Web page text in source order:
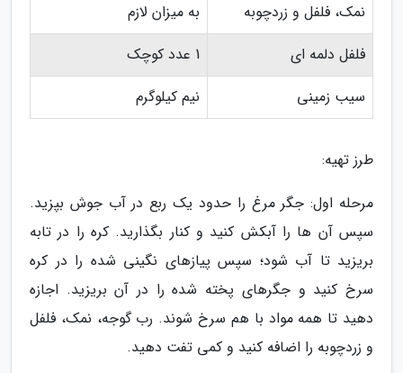
نمک، فلفل و زردچوبه
به میزان لازم
فلفل دلمه ای
1 عدد کوچک
سیب زمینی
نیم کیلوگرم
طرز تهیه:
مرحله اول: جگر مرغ را حدود یک ربع در آب جوش بپزید.
سپس آن ها را آبکش کنید و کنار بگذارید. کره را در تابه
بریزید تا آب شود؛ سپس پیازهای نگینی شده را در کره
سرخ کنید و جگرهای پخته شده را در آن بریزید. اجازه
دهید تا همه مواد با هم سرخ شوند. رب گوجه، نمک، فلفل
و زردچوبه را اضافه کنید و کمی تفت دهید.